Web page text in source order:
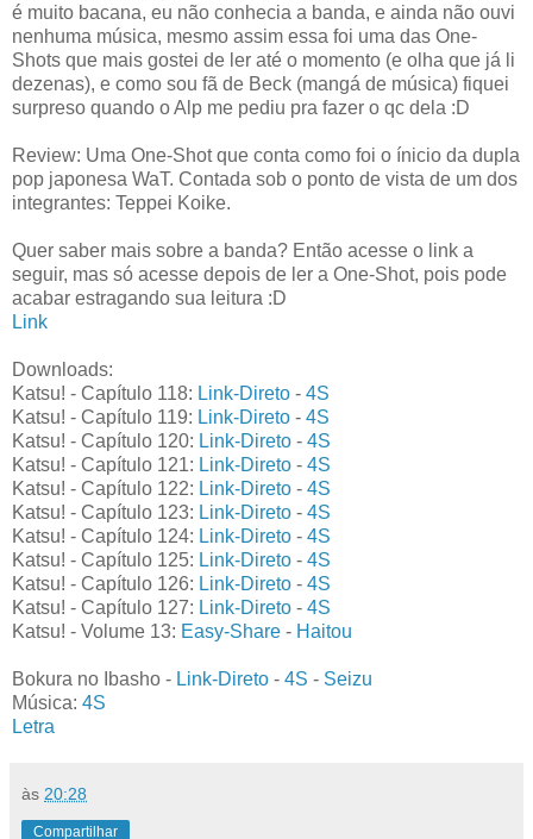
é muito bacana, eu não conhecia a banda, e ainda não ouvi
nenhuma música, mesmo assim essa foi uma das One-
Shots que mais gostei de ler até o momento (e olha que já li
dezenas), e como sou fã de Beck (mangá de música) fiquei
surpreso quando o Alp me pediu pra fazer o qc dela :D
Review: Uma One-Shot que conta como foi o ínicio da dupla
pop japonesa WaT. Contada sob o ponto de vista de um dos
integrantes: Teppei Koike.
Quer saber mais sobre a banda? Então acesse o link a
seguir, mas só acesse depois de ler a One-Shot, pois pode
acabar estragando sua leitura :D
Link
Downloads:
Katsu! - Capítulo 118: Link-Direto - 4S
Katsu! - Capítulo 119: Link-Direto - 4S
Katsu! - Capítulo 120: Link-Direto - 4S
Katsu! - Capítulo 121: Link-Direto - 4S
Katsu! - Capítulo 122: Link-Direto - 4S
Katsu! - Capítulo 123: Link-Direto - 4S
Katsu! - Capítulo 124: Link-Direto - 4S
Katsu! - Capítulo 125: Link-Direto - 4S
Katsu! - Capítulo 126: Link-Direto - 4S
Katsu! - Capítulo 127: Link-Direto - 4S
Katsu! - Volume 13: Easy-Share - Haitou
Bokura no Ibasho - Link-Direto - 4S - Seizu
Música: 4S
Letra
às 20:28
Compartilhar